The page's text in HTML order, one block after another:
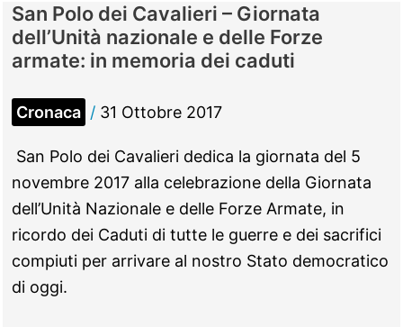
Intervista
a
David
Bacecci,
neo
Presidente
dell’Ordine
dei
Legali
San Polo dei Cavalieri – Giornata
dell’Unità nazionale e delle Forze
armate: in memoria dei caduti
Cronaca / 31 Ottobre 2017
San Polo dei Cavalieri dedica la giornata del 5
novembre 2017 alla celebrazione della Giornata
dell’Unità Nazionale e delle Forze Armate, in
ricordo dei Caduti di tutte le guerre e dei sacrifici
compiuti per arrivare al nostro Stato democratico
di oggi.